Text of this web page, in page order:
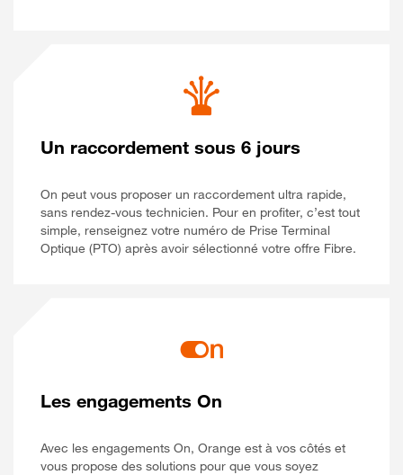
Un raccordement sous 6 jours
On peut vous proposer un raccordement ultra rapide,
sans rendez-vous technicien. Pour en profiter, c’est tout
simple, renseignez votre numéro de Prise Terminal
Optique (PTO) après avoir sélectionné votre offre Fibre.
Les engagements On
Avec les engagements On, Orange est à vos côtés et
vous propose des solutions pour que vous soyez